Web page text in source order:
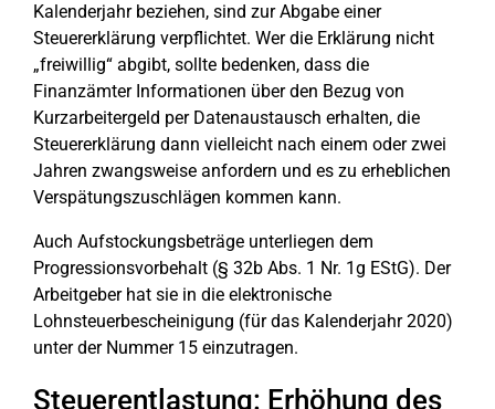
Kalenderjahr beziehen, sind zur Abgabe einer
Steuererklärung verpflichtet. Wer die Erklärung nicht
„freiwillig“ abgibt, sollte bedenken, dass die
Finanzämter Informationen über den Bezug von
Kurzarbeitergeld per Datenaustausch erhalten, die
Steuererklärung dann vielleicht nach einem oder zwei
Jahren zwangsweise anfordern und es zu erheblichen
Verspätungszuschlägen kommen kann.
Auch Aufstockungsbeträge unterliegen dem
Progressionsvorbehalt (§ 32b Abs. 1 Nr. 1g EStG). Der
Arbeitgeber hat sie in die elektronische
Lohnsteuerbescheinigung (für das Kalenderjahr 2020)
unter der Nummer 15 einzutragen.
Steuerentlastung: Erhöhung des